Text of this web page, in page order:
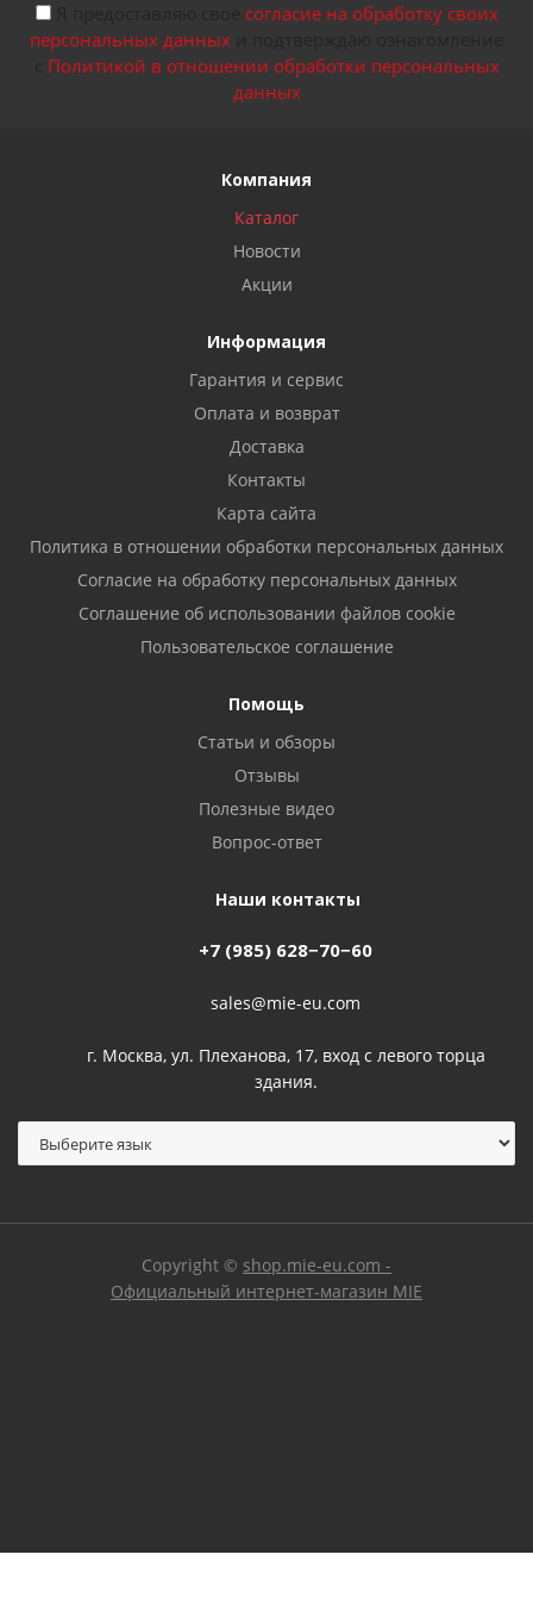
согласие на обработку своих
персональных данных
Политикой в отношении обработки персональных
данных
Компания
Каталог
Новости
Акции
Информация
Гарантия и сервис
Оплата и возврат
Доставка
Контакты
Карта сайта
Политика в отношении обработки персональных данных
Cогласие на обработку персональных данных
Cоглашение об использовании файлов cookie
Пользовательское соглашение
Помощь
Статьи и обзоры
Отзывы
Полезные видео
Вопрос-ответ
Наши контакты
+7 (985) 628−70−60
sales@mie-eu.com
г. Москва, ул. Плеханова, 17, вход с левого торца
здания.
Copyright © shop.mie-eu.com -
Официальный интернет-магазин MIE